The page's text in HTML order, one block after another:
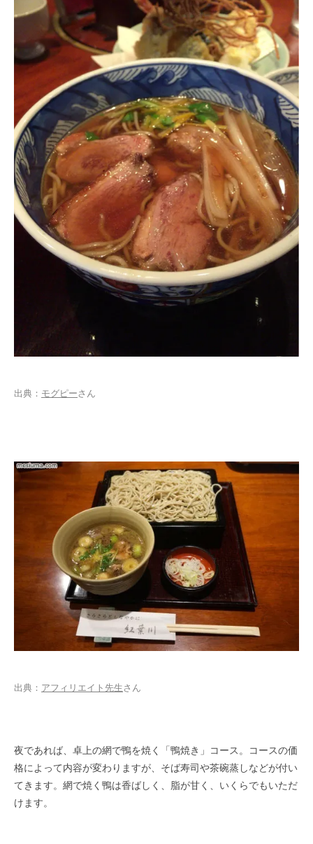
出典： モグピーさん
出典： アフィリエイト先生さん
夜であれば、卓上の網で鴨を焼く「鴨焼き」コース。コースの価
格によって内容が変わりますが、そば寿司や茶碗蒸しなどが付い
てきます。網で焼く鴨は香ばしく、脂が甘く、いくらでもいただ
けます。